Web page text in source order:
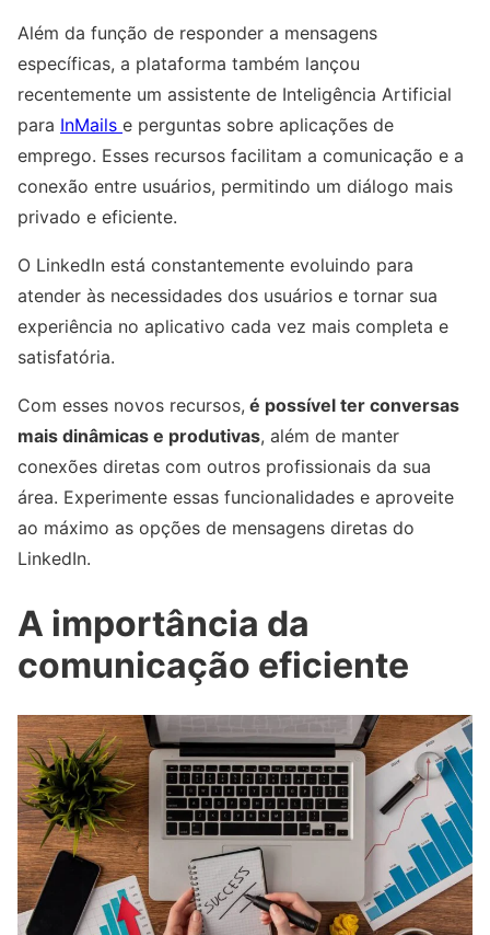
Além da função de responder a mensagens
específicas, a plataforma também lançou
recentemente um assistente de Inteligência Artificial
para InMails e perguntas sobre aplicações de
emprego. Esses recursos facilitam a comunicação e a
conexão entre usuários, permitindo um diálogo mais
privado e eficiente.
O LinkedIn está constantemente evoluindo para
atender às necessidades dos usuários e tornar sua
experiência no aplicativo cada vez mais completa e
satisfatória.
Com esses novos recursos, é possível ter conversas
mais dinâmicas e produtivas, além de manter
conexões diretas com outros profissionais da sua
área. Experimente essas funcionalidades e aproveite
ao máximo as opções de mensagens diretas do
LinkedIn.
A importância da
comunicação eficiente